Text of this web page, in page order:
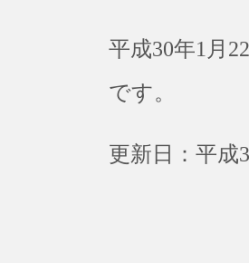
平成30年1月
です。
更新日：平成